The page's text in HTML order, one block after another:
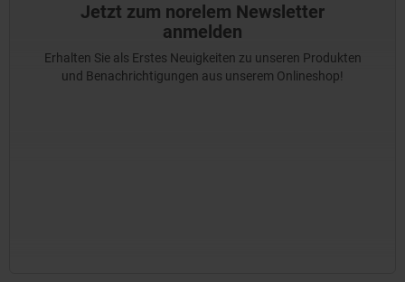
Jetzt zum norelem Newsletter
anmelden
Erhalten Sie als Erstes Neuigkeiten zu unseren Produkten
und Benachrichtigungen aus unserem Onlineshop!